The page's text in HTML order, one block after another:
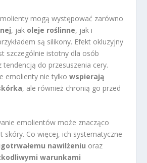
mogą występować zarówno
, jak oleje roślinne, jak i
są silikony. Efekt okluzyjny
szczególnie istotny dla osób
tendencją do przesuszenia cery.
emolienty nie tylkowspierają
, ale również chronią go przed
emolientów może znacząco
skóry. Co więcej, ich systematyczne
nawilżeniu oraz
warunkami